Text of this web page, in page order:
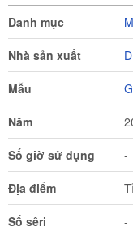
Danh mục
Nhà sản xuất
Mẫu
Năm
Số giờ sử dụng -
Địa điểm
Số sêri -